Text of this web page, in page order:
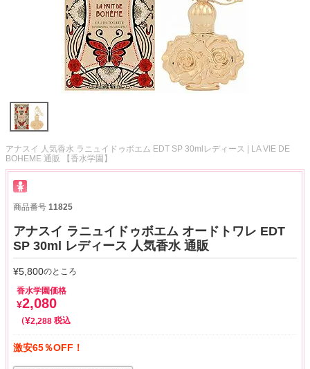
アナスイ 人気香水 ラニュイドゥボエム EDT SP 30mlレディース | LA VIE DE
BOHEME 通販 【香水学園】
商品番号 11825
アナスイ ラニュイドゥボエム オードトワレ EDT
SP 30ml レディース 人気香水 通販
¥5,800のところ
香水学園価格
¥2,080
¥2,288 税込
激安65％OFF！